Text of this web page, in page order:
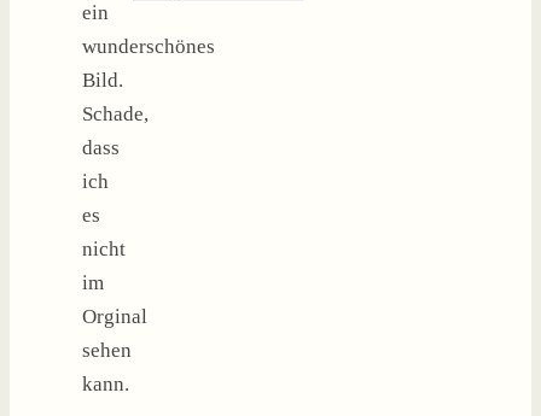
ein
wunderschönes
Bild.
Schade,
dass
ich
es
nicht
im
Orginal
sehen
kann.